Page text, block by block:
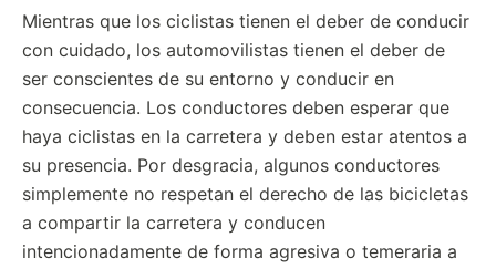
Mientras que los ciclistas tienen el deber de conducir
con cuidado, los automovilistas tienen el deber de
ser conscientes de su entorno y conducir en
consecuencia. Los conductores deben esperar que
haya ciclistas en la carretera y deben estar atentos a
su presencia. Por desgracia, algunos conductores
simplemente no respetan el derecho de las bicicletas
a compartir la carretera y conducen
intencionadamente de forma agresiva o temeraria a